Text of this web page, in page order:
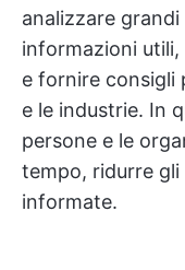
analizzare
informazioni
e fornire consigli
e le industrie. In
persone e le
tempo, ridurre gli
informate.